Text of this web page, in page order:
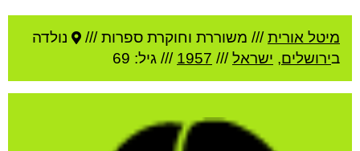
מיטל אורית/// משוררת וחוקרת ספרות ///
נולדה
בירושלים, ישראל///
1957 /// גיל: 69